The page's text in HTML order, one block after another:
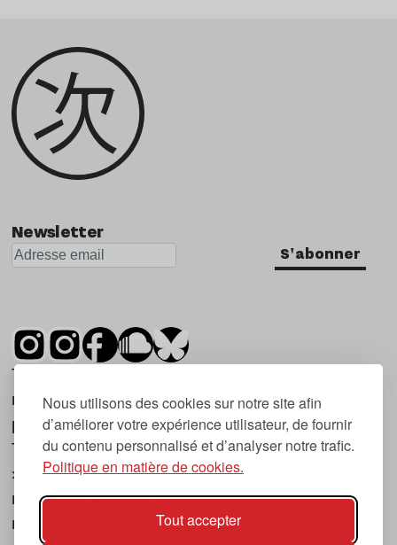
Nous utilisons des cookies sur notre site afin
d’améliorer votre expérience utilisateur, de fournir
du contenu personnalisé et d’analyser notre trafic.
Politique en matière de cookies.
Tout accepter
Newsletter
S'abonner
Tsugi est un mensuel indépendant sur la
musique et les nouvelles tendances, dont la
première parution date de 2007.
Tsugi en japonais signifie « prochain », « suivant
», ce qui correspond à la thématique du
magazine, à l’affût des nouvelles tendances
musicales, qu’elles viennent de la musique